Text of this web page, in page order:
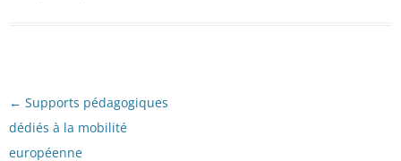
Navigation
des
articles
← Supports pédagogiques
dédiés à la mobilité
européenne